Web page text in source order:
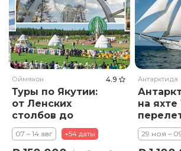
Оймякон 4.9
Туры по Якутии:
от Ленских
столбов до
Оймякона
07 – 14 авг +54 даты
Антарктида
на
29 ноя –